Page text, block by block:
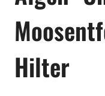
Hilter